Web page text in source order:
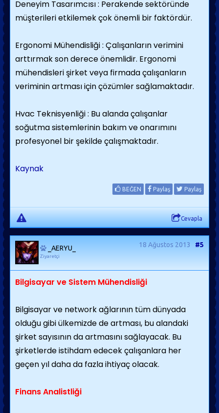
Deneyim Tasarımcısı : Perakende sektöründe
müşterileri etkilemek çok önemli bir faktördür.
Ergonomi Mühendisliği : Çalışanların verimini
arttırmak son derece önemlidir. Ergonomi
mühendisleri şirket veya firmada çalışanların
veriminin artması için çözümler sağlamaktadır.
Hvac Teknisyenliği : Bu alanda çalışanlar
soğutma sistemlerinin bakım ve onarımını
profesyonel bir şekilde çalışmaktadır.
Kaynak
BEĞEN Paylaş Paylaş
Cevapla
_AERYU_
Ziyaretçi
18 Ağustos 2013 #5
Bilgisayar ve Sistem Mühendisliği
Bilgisayar ve network ağlarının tüm dünyada
olduğu gibi ülkemizde de artması, bu alandaki
şirket sayısının da artmasını sağlayacak. Bu
şirketlerde istihdam edecek çalışanlara her
geçen yıl daha da fazla ihtiyaç olacak.
Finans Analistliği